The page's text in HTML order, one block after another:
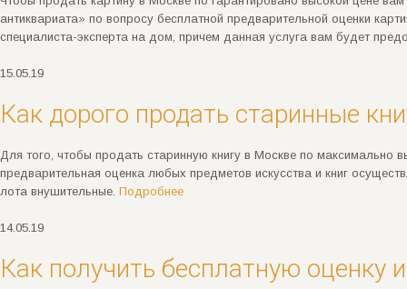
антиквариата» по вопросу бесплатной предварительной оценки
специалиста-эксперта на дом, причем данная услуга вам будет
15.05.19
Как дорого продать старинные
Для того, чтобы продать старинную книгу в Москве по максимально
предварительная оценка любых предметов искусства и книг
лота внушительные. Подробнее
14.05.19
Как получить бесплатную оценку